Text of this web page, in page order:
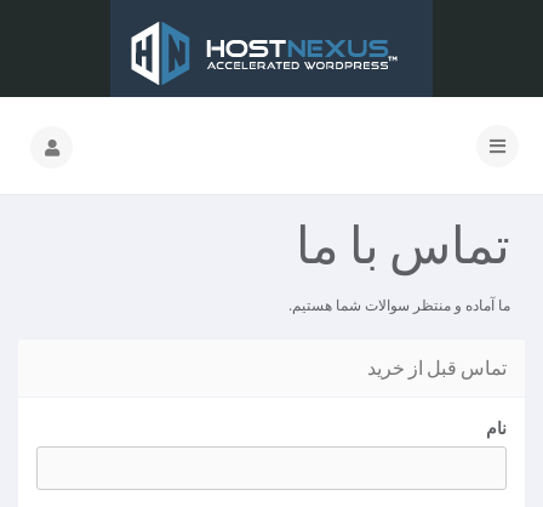
تماس با ما
ما آماده و منتظر سوالات شما هستیم.
تماس قبل از خرید
نام